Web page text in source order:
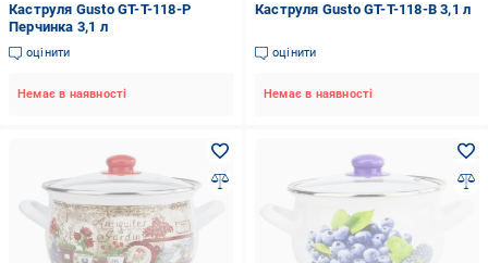
Каструля Gusto GT-T-118-P
Перчинка 3,1 л
оцінити
Немає в наявності
Каструля Gusto GT-T-118-B 3,1 л
оцінити
Немає в наявності